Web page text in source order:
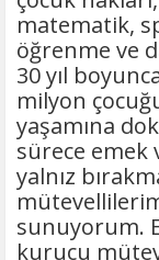
matematik,
öğrenme ve
30 yıl
milyon
yaşamına
sürece emek
yalnız
sunuyorum.
kurucu